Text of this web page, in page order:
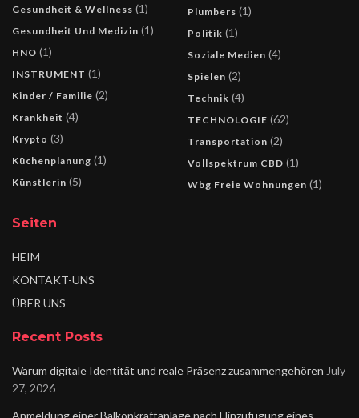
Gesundheit & Wellness (1)
Gesundheit Und Medizin (1)
HNO (1)
INSTRUMENT (1)
Kinder / Familie (2)
Krankheit (4)
Krypto (3)
Küchenplanung (1)
Künstlerin (5)
Plumbers (1)
Politik (1)
Soziale Medien (4)
Spielen (2)
Technik (4)
TECHNOLOGIE (62)
Transportation (2)
Vollspektrum CBD (1)
Wbg Freie Wohnungen (1)
Seiten
HEIM
KONTAKT-UNS
ÜBER UNS
Recent Posts
Warum digitale Identität und reale Präsenz zusammengehören July
27, 2026
Anmeldung einer Balkonkraftanlage nach Hinzufügung eines